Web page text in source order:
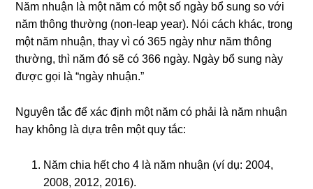
Năm nhuận là một năm có một số ngày bổ sung so với
năm thông thường (non-leap year). Nói cách khác, trong
một năm nhuận, thay vì có 365 ngày như năm thông
thường, thì năm đó sẽ có 366 ngày. Ngày bổ sung này
được gọi là “ngày nhuận.”
Nguyên tắc để xác định một năm có phải là năm nhuận
hay không là dựa trên một quy tắc:
Năm chia hết cho 4 là năm nhuận (ví dụ: 2004,
2008, 2012, 2016).